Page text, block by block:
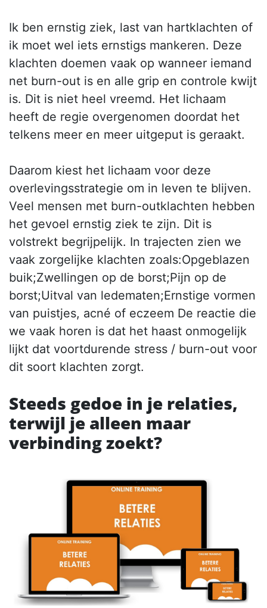
Ik ben ernstig ziek, last van hartklachten of
ik moet wel iets ernstigs mankeren. Deze
klachten doemen vaak op wanneer iemand
net burn-out is en alle grip en controle kwijt
is. Dit is niet heel vreemd. Het lichaam
heeft de regie overgenomen doordat het
telkens meer en meer uitgeput is geraakt.
Daarom kiest het lichaam voor deze
overlevingsstrategie om in leven te blijven.
Veel mensen met burn-outklachten hebben
het gevoel ernstig ziek te zijn. Dit is
volstrekt begrijpelijk. In trajecten zien we
vaak zorgelijke klachten zoals:Opgeblazen
buik;Zwellingen op de borst;Pijn op de
borst;Uitval van ledematen;Ernstige vormen
van puistjes, acné of eczeem De reactie die
we vaak horen is dat het haast onmogelijk
lijkt dat voortdurende stress / burn-out voor
dit soort klachten zorgt.
Steeds gedoe in je relaties,
terwijl je alleen maar
verbinding zoekt?